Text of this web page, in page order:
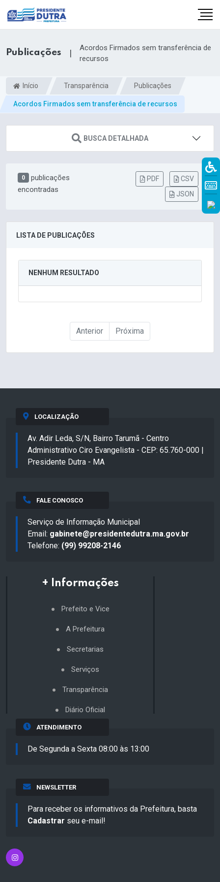
Publicações |
Acordos Firmados sem transferência de
recursos
Início Transparência Publicações
Acordos Firmados sem transferência de recursos
BUSCA DETALHADA
0
publicações
encontradas
PDF
CSV
JSON
LISTA DE PUBLICAÇÕES
NENHUM RESULTADO
Anterior Próxima
LOCALIZAÇÃO
Av. Adir Leda, S/N, Bairro Tarumã - Centro
Administrativo Ciro Evangelista - CEP: 65.760-000 |
Presidente Dutra - MA
FALE CONOSCO
Serviço de Informação Municipal
Email: gabinete@presidentedutra.ma.gov.br
Telefone: (99) 99208-2146
+ Informações
Prefeito e Vice
A Prefeitura
Secretarias
Serviços
Transparência
Diário Oficial
ATENDIMENTO
De Segunda a Sexta 08:00 às 13:00
NEWSLETTER
Para receber os informativos da Prefeitura, basta
Cadastrar seu e-mail!